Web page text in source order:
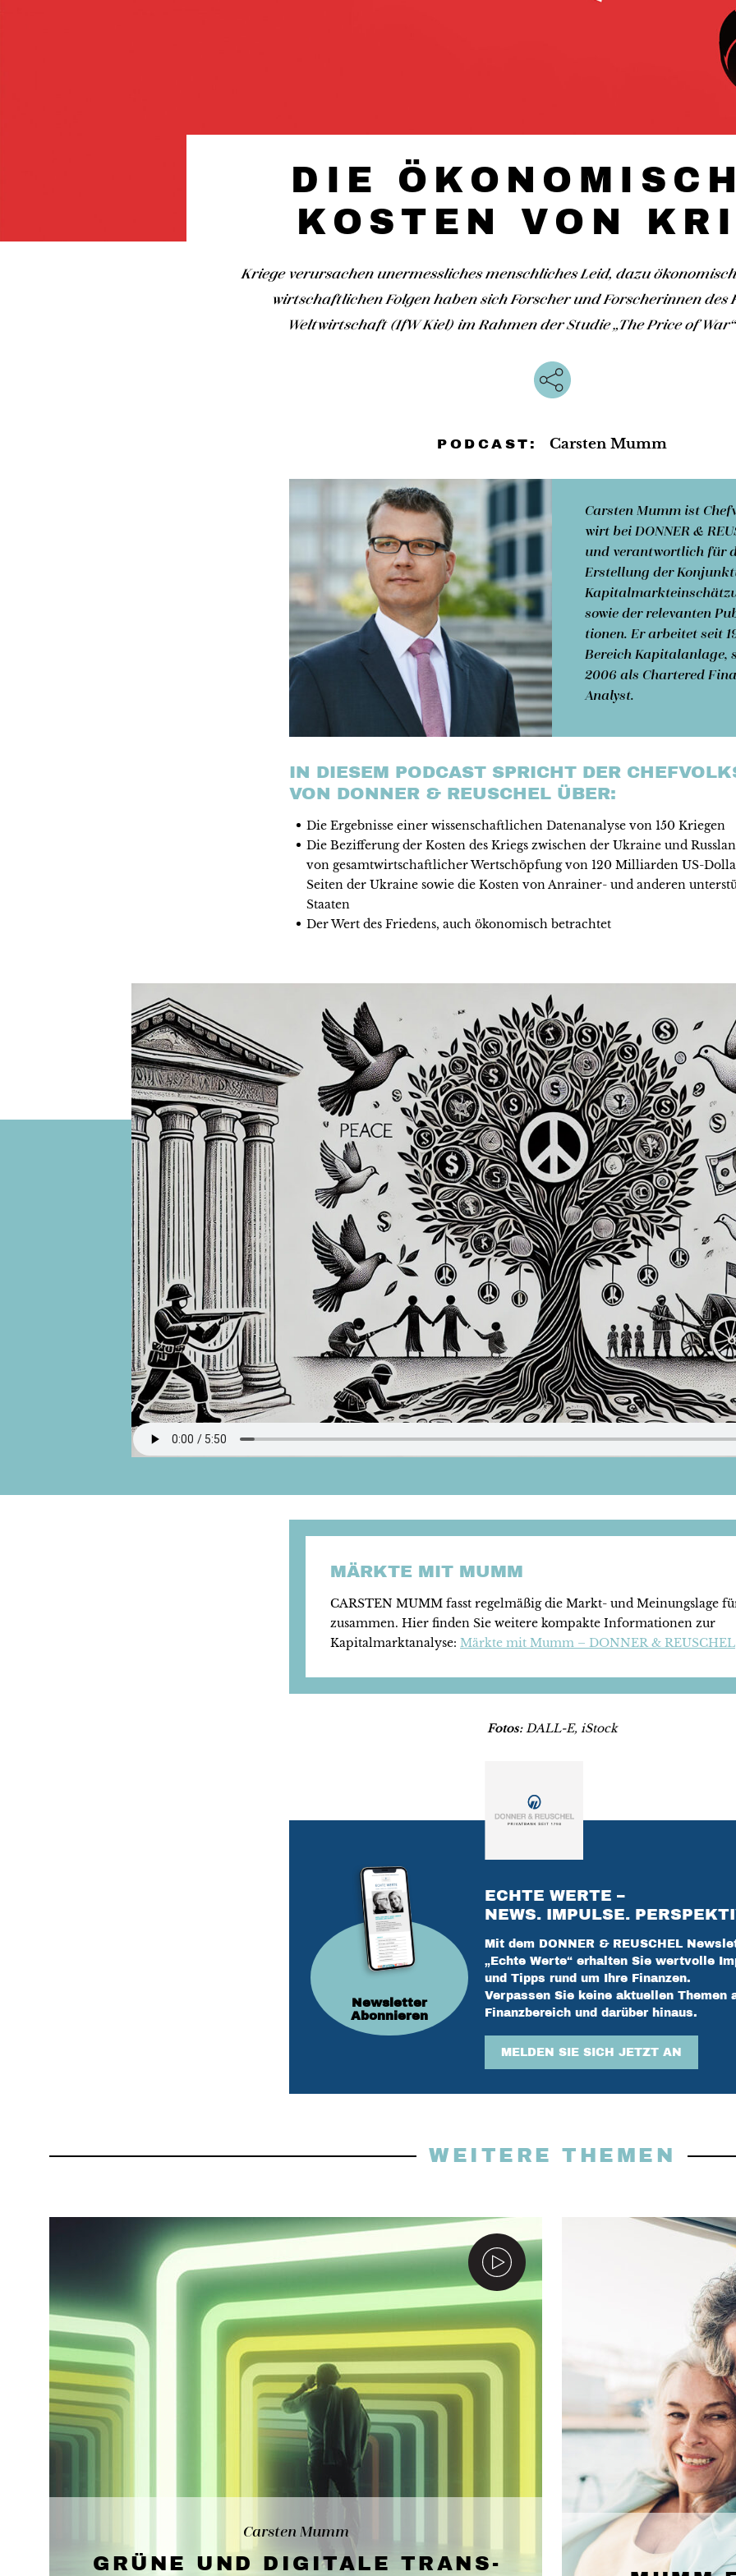
DIE
KOSTEN VON
Kriege verursachen unermessliches menschliches Leid, dazu
wirtschaftlichen Folgen haben sich Forscher und Forscherinnen
Weltwirtschaft (IfW Kiel) im Rahmen der Studie „The Price of
PODCAST: Carsten Mumm
Carsten Mumm ist
wirt bei DONNER &
und ver­ant­wort­lich für
Erstellung der
sowie der relevanten
tionen. Er arbeitet seit
Bereich Kapital­anlage,
2006 als Chartered
Analyst.
IN DIESEM PODCAST SPRICHT DER
VON DONNER & REUSCHEL ÜBER:
Die Ergebnisse einer wissenschaftlichen Datenanalyse von 150 Kriegen
Die Bezifferung der Kosten des Kriegs zwischen der Ukraine und
von gesamtwirtschaftlicher Wertschöpfung von 120 Milliarden US-
Seiten der Ukraine sowie die Kosten von Anrainer- und anderen
Staaten
Der Wert des Friedens, auch ökonomisch betrachtet
MÄRKTE MIT MUMM
CARSTEN MUMM fasst regelmäßig die Markt- und Meinungslage
zusammen. Hier finden Sie weitere kompakte Informationen zur
Kapitalmarktanalyse: Märkte mit Mumm – DONNER & REUSCHEL
Fotos:DALL-E, iStock
ECHTE WERTE –
NEWS. IMPULSE.
Mit dem DONNER & REUSCHEL
„Echte Werte“ erhalten Sie wertvolle
und Tipps rund um Ihre Finanzen.
Verpassen Sie keine aktuellen Themen
Finanzbereich und darüber hinaus.
MELDEN SIE SICH JETZT AN
Newsletter
Abonnieren
WEITERE THEMEN
Carsten Mumm
GRÜNE UND DIGITALE TRANS­